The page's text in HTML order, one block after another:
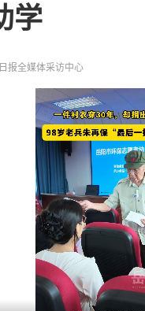
学
报全媒体采访中心